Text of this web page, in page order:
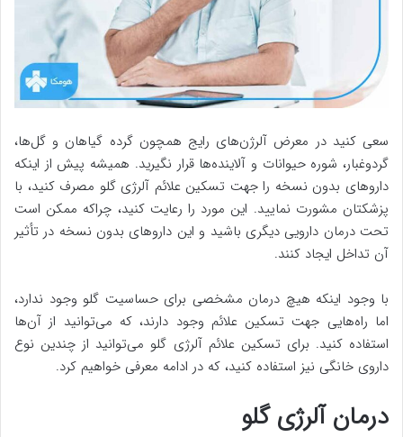
سعی کنید در معرض آلرژن‌های رایج همچون گرده گیاهان و گل‌ها،
گردوغبار، شوره حیوانات و آلاینده‌ها قرار نگیرید. همیشه پیش از اینکه
داروهای بدون نسخه را جهت تسکین علائم آلرژی گلو مصرف کنید، با
پزشکتان مشورت نمایید. این مورد را رعایت کنید، چراکه ممکن است
تحت درمان دارویی دیگری باشید و این داروهای بدون نسخه در تأثیر
آن تداخل ایجاد کنند.
با وجود اینکه هیچ درمان مشخصی برای حساسیت گلو وجود ندارد،
اما راه‌هایی جهت تسکین علائم وجود دارند، که می‌توانید از آن‌ها
استفاده کنید. برای تسکین علائم آلرژی گلو می‌توانید از چندین نوع
داروی خانگی نیز استفاده کنید، که در ادامه معرفی خواهیم کرد.
درمان آلرژی گلو